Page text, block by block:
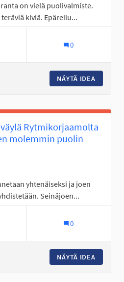
on vielä puolivalmiste.
kiviä. Epäreilu...
0
NÄYTÄ IDEA
Rytmikorjaamolta
molemmin puolin
yhtenäiseksi ja joen
Seinäjoen...
0
NÄYTÄ IDEA